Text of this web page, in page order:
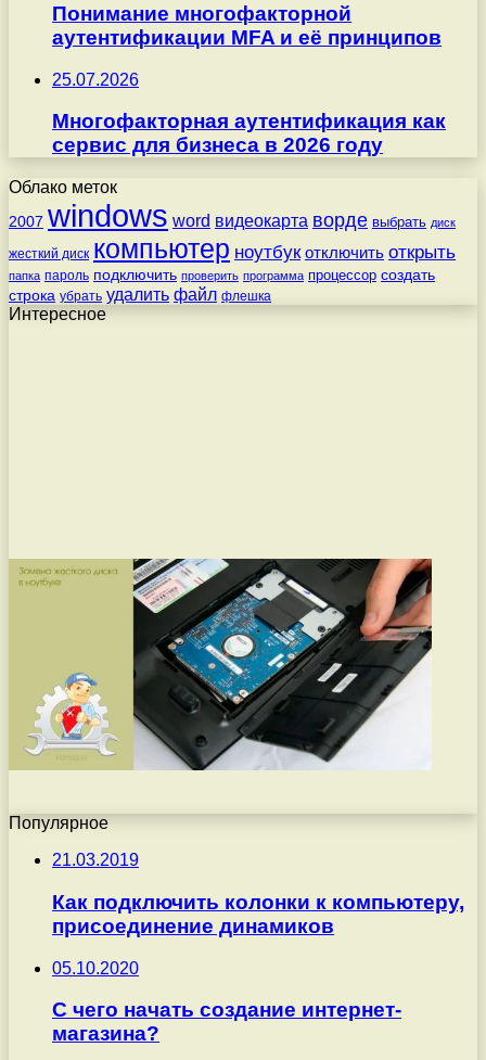
Понимание многофакторной
аутентификации MFA и её принципов
25.07.2026
Многофакторная аутентификация как
сервис для бизнеса в 2026 году
Облако меток
2007 windows word видеокарта ворде выбрать диск
жесткий диск компьютер ноутбук отключить открыть
папка пароль подключить проверить программа процессор создать
строка убрать удалить файл флешка
Интересное
Популярное
21.03.2019
Как подключить колонки к компьютеру,
присоединение динамиков
05.10.2020
С чего начать создание интернет-
магазина?